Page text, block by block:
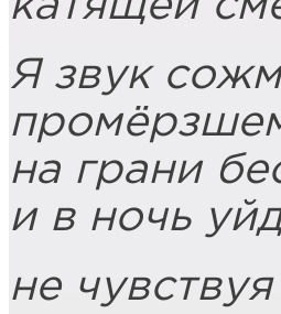
Я звук
на грани
и в ночь
не